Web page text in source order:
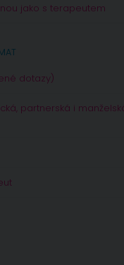
jako s terapeutem
dotazy)
partnerská i